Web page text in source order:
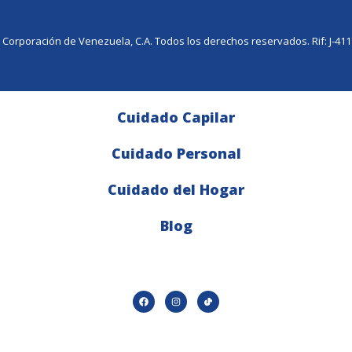
de Venezuela, C.A. Todos los derechos reservados. Rif: J-
Cuidado Capilar
Cuidado Personal
Cuidado del Hogar
Blog